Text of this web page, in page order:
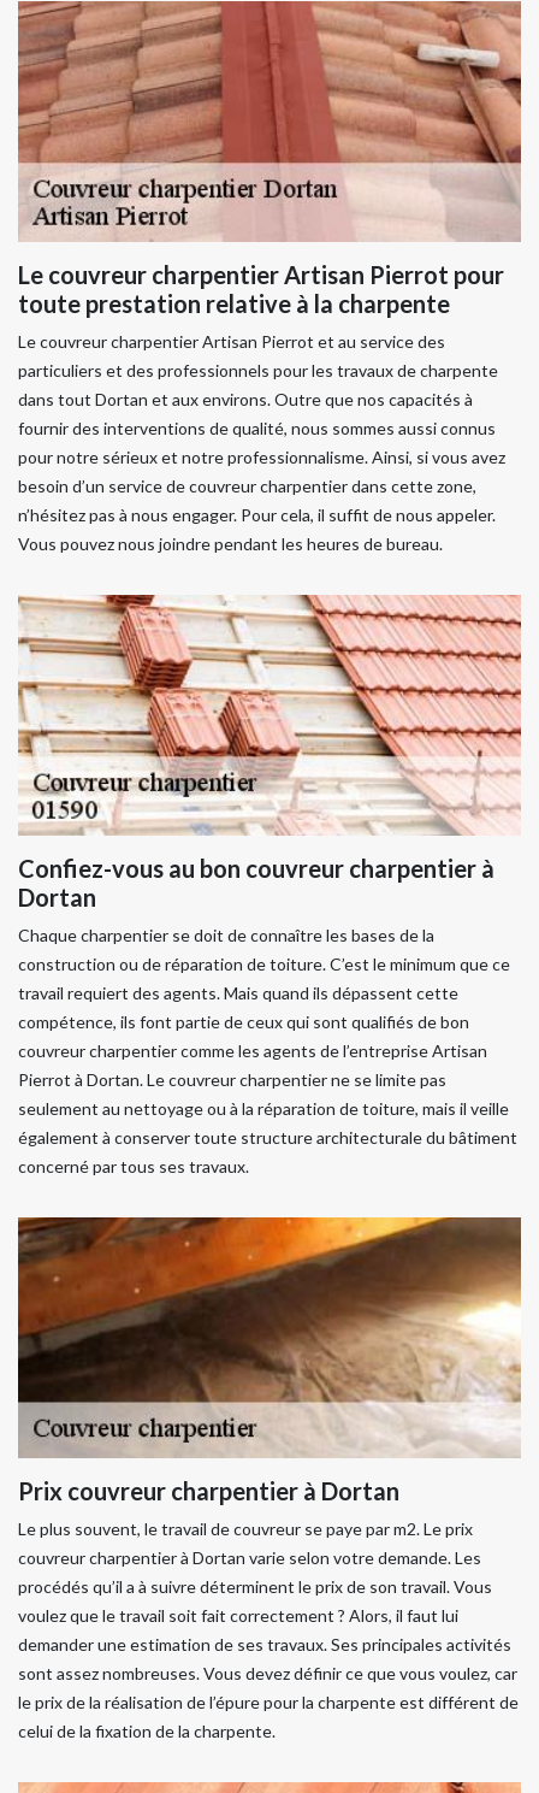
Le couvreur charpentier Artisan Pierrot pour
toute prestation relative à la charpente
Le couvreur charpentier Artisan Pierrot et au service des
particuliers et des professionnels pour les travaux de charpente
dans tout Dortan et aux environs. Outre que nos capacités à
fournir des interventions de qualité, nous sommes aussi connus
pour notre sérieux et notre professionnalisme. Ainsi, si vous avez
besoin d’un service de couvreur charpentier dans cette zone,
n’hésitez pas à nous engager. Pour cela, il suffit de nous appeler.
Vous pouvez nous joindre pendant les heures de bureau.
Confiez-vous au bon couvreur charpentier à
Dortan
Chaque charpentier se doit de connaître les bases de la
construction ou de réparation de toiture. C’est le minimum que ce
travail requiert des agents. Mais quand ils dépassent cette
compétence, ils font partie de ceux qui sont qualifiés de bon
couvreur charpentier comme les agents de l’entreprise Artisan
Pierrot à Dortan. Le couvreur charpentier ne se limite pas
seulement au nettoyage ou à la réparation de toiture, mais il veille
également à conserver toute structure architecturale du bâtiment
concerné par tous ses travaux.
Prix couvreur charpentier à Dortan
Le plus souvent, le travail de couvreur se paye par m2. Le prix
couvreur charpentier à Dortan varie selon votre demande. Les
procédés qu’il a à suivre déterminent le prix de son travail. Vous
voulez que le travail soit fait correctement ? Alors, il faut lui
demander une estimation de ses travaux. Ses principales activités
sont assez nombreuses. Vous devez définir ce que vous voulez, car
le prix de la réalisation de l’épure pour la charpente est différent de
celui de la fixation de la charpente.